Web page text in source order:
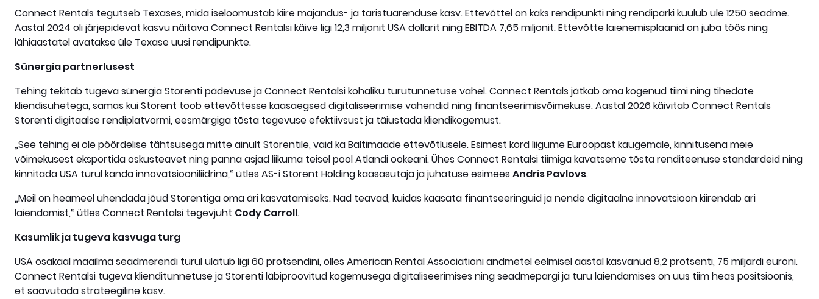
Connect Rentals tegutseb Texases, mida iseloomustab kiire majandus- ja taristuarenduse kasv. Ettevõttel on kaks rendipunkti ning rendiparki kuulub üle 1250 seadme.
Aastal 2024 oli järjepidevat kasvu näitava Connect Rentalsi käive ligi 12,3 miljonit USA dollarit ning EBITDA 7,65 miljonit. Ettevõtte laienemisplaanid on juba töös ning
lähiaastatel avatakse üle Texase uusi rendipunkte.
Sünergia partnerlusest
Tehing tekitab tugeva sünergia Storenti pädevuse ja Connect Rentalsi kohaliku turutunnetuse vahel. Connect Rentals jätkab oma kogenud tiimi ning tihedate
kliendisuhetega, samas kui Storent toob ettevõttesse kaasaegsed digitaliseerimise vahendid ning finantseerimisvõimekuse. Aastal 2026 käivitab Connect Rentals
Storenti digitaalse rendiplatvormi, eesmärgiga tõsta tegevuse efektiivsust ja täiustada kliendikogemust.
„See tehing ei ole pöördelise tähtsusega mitte ainult Storentile, vaid ka Baltimaade ettevõtlusele. Esimest kord liigume Euroopast kaugemale, kinnitusena meie
võimekusest eksportida oskusteavet ning panna asjad liikuma teisel pool Atlandi ookeani. Ühes Connect Rentalsi tiimiga kavatseme tõsta renditeenuse standardeid ning
kinnitada USA turul kanda innovatsiooniliidrina,“ ütles AS-i Storent Holding kaasasutaja ja juhatuse esimees Andris Pavlovs.
„Meil on heameel ühendada jõud Storentiga oma äri kasvatamiseks. Nad teavad, kuidas kaasata finantseeringuid ja nende digitaalne innovatsioon kiirendab äri
laiendamist,“ ütles Connect Rentalsi tegevjuht Cody Carroll.
Kasumlik ja tugeva kasvuga turg
USA osakaal maailma seadmerendi turul ulatub ligi 60 protsendini, olles American Rental Associationi andmetel eelmisel aastal kasvanud 8,2 protsenti, 75 miljardi euroni.
Connect Rentalsi tugeva klienditunnetuse ja Storenti läbiproovitud kogemusega digitaliseerimises ning seadmepargi ja turu laiendamises on uus tiim heas positsioonis,
et saavutada strateegiline kasv.